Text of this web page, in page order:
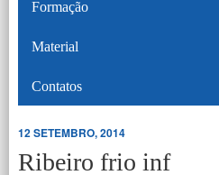
Formação
Material
Contatos
12 SETEMBRO, 2014
Ribeiro frio inf